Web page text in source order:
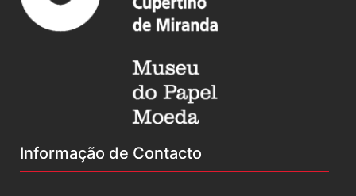
Informação de Contacto